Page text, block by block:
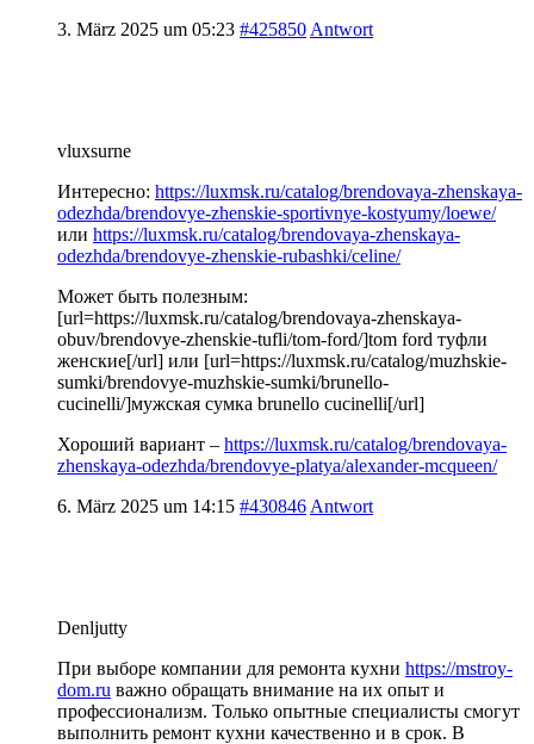
3. März 2025 um 05:23 #425850 Antwort
vluxsurne
Интересно: https://luxmsk.ru/catalog/brendovaya-zhenskaya-
odezhda/brendovye-zhenskie-sportivnye-kostyumy/loewe/
или https://luxmsk.ru/catalog/brendovaya-zhenskaya-
odezhda/brendovye-zhenskie-rubashki/celine/
Может быть полезным:
[url=https://luxmsk.ru/catalog/brendovaya-zhenskaya-
obuv/brendovye-zhenskie-tufli/tom-ford/]tom ford туфли
женские[/url] или [url=https://luxmsk.ru/catalog/muzhskie-
sumki/brendovye-muzhskie-sumki/brunello-
cucinelli/]мужская сумка brunello cucinelli[/url]
Хороший вариант – https://luxmsk.ru/catalog/brendovaya-
zhenskaya-odezhda/brendovye-platya/alexander-mcqueen/
6. März 2025 um 14:15 #430846 Antwort
Denljutty
При выборе компании для ремонта кухни https://mstroy-
dom.ru важно обращать внимание на их опыт и
профессионализм. Только опытные специалисты смогут
выполнить ремонт кухни качественно и в срок. В